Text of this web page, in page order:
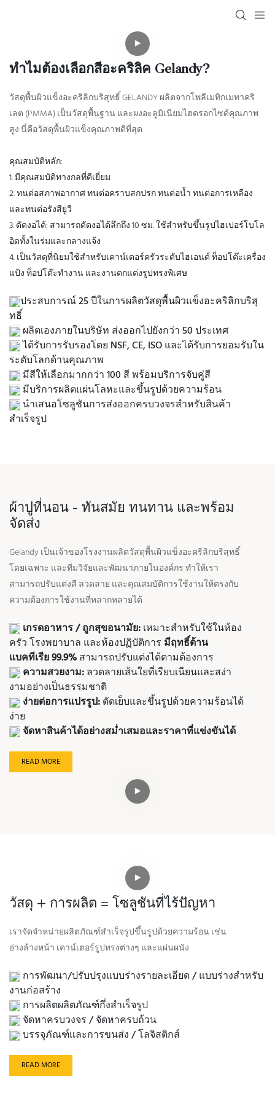
ทำไมต้องเลือกสีอะคริลิค Gelandy?
วัสดุพื้นผิวแข็งอะคริลิกบริสุทธิ์ GELANDY ผลิตจากโพลีเมทิกเมทาคริ
เลต (PMMA) เป็นวัสดุพื้นฐาน และผงอะลูมิเนียมไฮดรอกไซด์คุณภาพ
สูง นี่คือวัสดุพื้นผิวแข็งคุณภาพดีที่สุด
คุณสมบัติหลัก:
1. มีคุณสมบัติทางกลที่ดีเยี่ยม
2. ทนต่อสภาพอากาศ ทนต่อคราบสกปรก ทนต่อน้ำ ทนต่อการเหลือง
และทนต่อรังสียูวี
3. ดัดงอได้: สามารถดัดงอได้ลึกถึง 10 ซม. ใช้สำหรับขึ้นรูปไฮเปอร์โบโล
อิดทั้งในร่มและกลางแจ้ง
4. เป็นวัสดุที่นิยมใช้สำหรับเคาน์เตอร์ครัวระดับไฮเอนด์ ท็อปโต๊ะเครื่อง
แป้ง ท็อปโต๊ะทำงาน และงานตกแต่งรูปทรงพิเศษ
ประสบการณ์ 25 ปีในการผลิตวัสดุพื้นผิวแข็งอะคริลิกบริสุ
ทธิ์
ผลิตเองภายในบริษัท ส่งออกไปยังกว่า 50 ประเทศ
ได้รับการรับรองโดย NSF, CE, ISO และได้รับการยอมรับใน
ระดับโลกด้านคุณภาพ
มีสีให้เลือกมากกว่า 100 สี พร้อมบริการจับคู่สี
มีบริการผลิตแผ่นโลหะและขึ้นรูปด้วยความร้อน
นำเสนอโซลูชันการส่งออกครบวงจรสำหรับสินค้า
สำเร็จรูป
ผ้าปูที่นอน - ทันสมัย ​​ทนทาน และพร้อม
จัดส่ง
Gelandy เป็นเจ้าของโรงงานผลิตวัสดุพื้นผิวแข็งอะคริลิกบริสุทธิ์
โดยเฉพาะ และทีมวิจัยและพัฒนาภายในองค์กร ทำให้เรา
สามารถปรับแต่งสี ลวดลาย และคุณสมบัติการใช้งานให้ตรงกับ
ความต้องการใช้งานที่หลากหลายได้
เกรดอาหาร / ถูกสุขอนามัย:เหมาะสำหรับใช้ในห้อง
ครัว โรงพยาบาล และห้องปฏิบัติการ มีฤทธิ์ต้าน
แบคทีเรีย 99.9%สามารถปรับแต่งได้ตามต้องการ
ความสวยงาม:ลวดลายเส้นใยที่เรียบเนียนและสง่า
งามอย่างเป็นธรรมชาติ
ง่ายต่อการแปรรูป:ตัดเย็บและขึ้นรูปด้วยความร้อนได้
ง่าย
จัดหาสินค้าได้อย่างสม่ำเสมอและราคาที่แข่งขันได้
READ MORE
วัสดุ + การผลิต = โซลูชันที่ไร้ปัญหา
เราจัดจำหน่ายผลิตภัณฑ์สำเร็จรูปขึ้นรูปด้วยความร้อน เช่น
อ่างล้างหน้า เคาน์เตอร์รูปทรงต่างๆ และแผ่นผนัง
การพัฒนา/ปรับปรุงแบบร่างรายละเอียด / แบบร่างสำหรับ
งานก่อสร้าง
การผลิตผลิตภัณฑ์กึ่งสำเร็จรูป
จัดหาครบวงจร / จัดหาครบถ้วน
บรรจุภัณฑ์และการขนส่ง / โลจิสติกส์
READ MORE